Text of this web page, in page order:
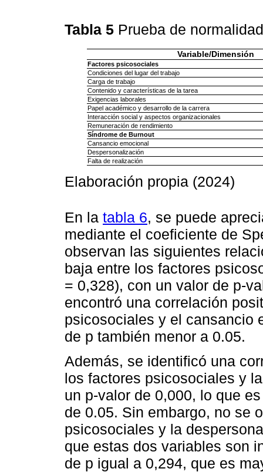
Tabla 5 Prueba de
Variable/Dimensión
Factores psicosociales
Condiciones del lugar del trabajo
Carga de trabajo
Contenido y características de la tarea
Exigencias laborales
Papel académico y desarrollo de la carrera
Interacción social y aspectos organizacionales
Remuneración de rendimiento
Síndrome de Burnout
Cansancio emocional
Despersonalización
Falta de realización
Elaboración propia (2024)
En la tabla 6, se puede
mediante el coeficiente de
observan las siguientes
baja entre los factores
= 0,328), con un valor de p-
encontró una correlación
psicosociales y el cansancio
de p también menor a 0.05.
Además, se identificó una
los factores psicosociales y
un p-valor de 0,000, lo que
de 0.05. Sin embargo, no se
psicosociales y la
que estas dos variables son
de p igual a 0,294, que es